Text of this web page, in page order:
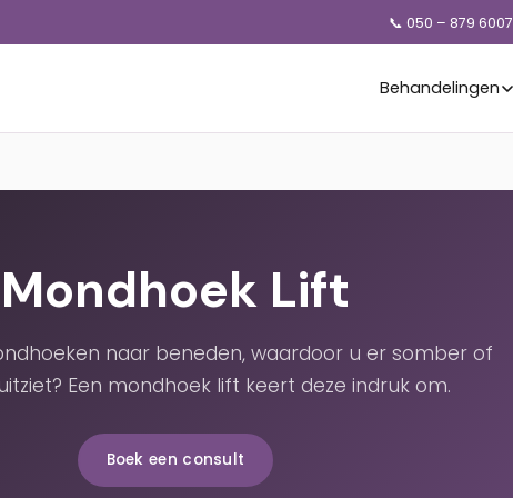
📞 050 – 879 6007
Behandelingen
Mondhoek Lift
naar beneden, waardoor u er somber of
Een mondhoek lift keert deze indruk om.
Boek een consult